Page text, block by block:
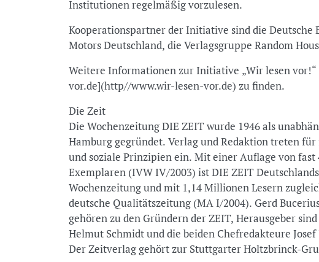
Institutionen regelmäßig vorzulesen.
Kooperationspartner der Initiative sind die Deutsche
Motors Deutschland, die Verlagsgruppe Random
Weitere Informationen zur Initiative „Wir lesen
vor.de](http//www.wir-lesen-vor.de) zu finden.
Die Zeit
Die Wochenzeitung DIE ZEIT wurde 1946 als
Hamburg gegründet. Verlag und Redaktion treten
und soziale Prinzipien ein. Mit einer Auflage von fast
Exemplaren (IVW IV/2003) ist DIE ZEIT
Wochenzeitung und mit 1,14 Millionen Lesern
deutsche Qualitätszeitung (MA I/2004). Gerd
gehören zu den Gründern der ZEIT, Herausgeber
Helmut Schmidt und die beiden Chefredakteure
Der Zeitverlag gehört zur Stuttgarter Holtzbrinck-